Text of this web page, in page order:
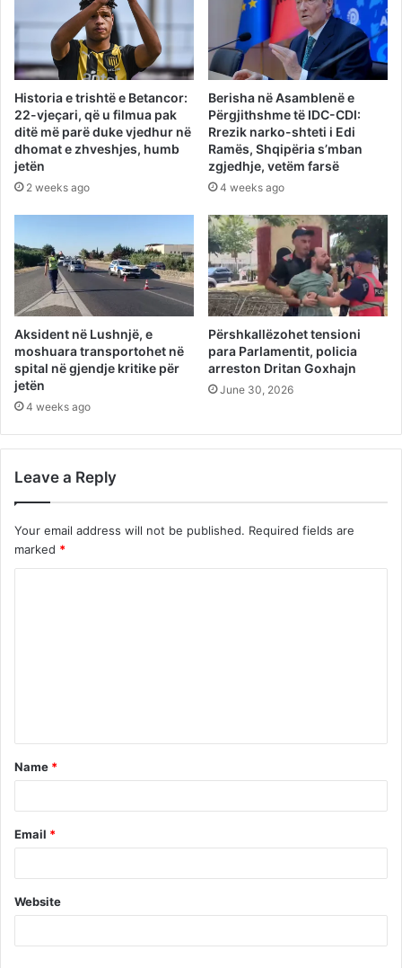
Historia e trishtë e Betancor:
22-vjeçari, që u filmua pak
ditë më parë duke vjedhur në
dhomat e zhveshjes, humb
jetën
2 weeks ago
Berisha në Asamblenë e
Përgjithshme të IDC-CDI:
Rrezik narko-shteti i Edi
Ramës, Shqipëria s’mban
zgjedhje, vetëm farsë
4 weeks ago
Aksident në Lushnjë, e
moshuara transportohet në
spital në gjendje kritike për
jetën
4 weeks ago
Përshkallëzohet tensioni
para Parlamentit, policia
arreston Dritan Goxhajn
June 30, 2026
Leave a Reply
Your email address will not be published. Required fields are
marked *
t
*
Name *
Email *
Website